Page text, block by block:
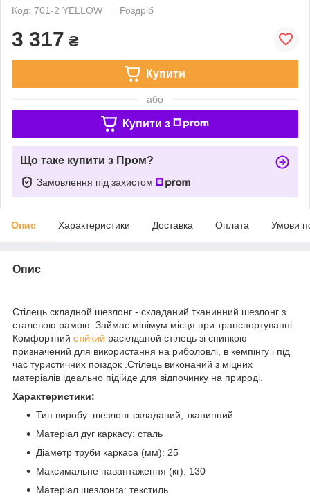
Код: 701-2 YELLOW
Роздріб
3 317 ₴
Купити
або
Купити з
Що таке купити з Пром?
Замовлення під захистом
Опис Характеристики Доставка Оплата Умови
Опис
Стілець складной шезлонг - складаний тканинний шезлонг з
сталевою рамою. Займає мінімум місця при транспортуванні.
Комфортний стійкий расклданой стілець зі спинкою
призначений для використання на риболовлі, в кемпінгу і під
час туристичних поїздок .Стілець виконаний з міцних
матеріалів ідеально підійде для відпочинку на природі.
Характеристики:
Тип виробу: шезлонг складаний, тканинний
Матеріал дуг каркасу: сталь
Діаметр труби каркаса (мм): 25
Максимальне навантаження (кг): 130
Матеріал шезлонга: текстиль